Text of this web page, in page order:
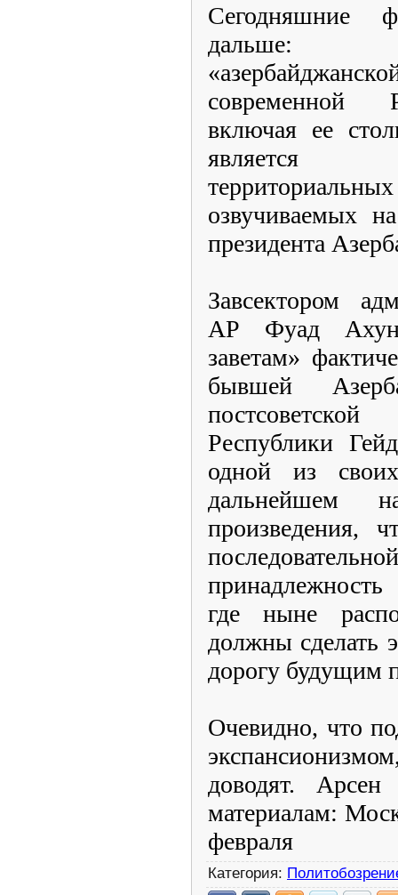
Сегодняшние
дальше:
современной
включая ее
является
озвучиваемых
президента
Завсектором
АР Фуад
заветам»
бывшей
Республики
одной из
дальнейшем
произведения,
где ныне
должны
дорогу будущим
Очевидно, что
доводят.
материалам:
февраля
Категория: